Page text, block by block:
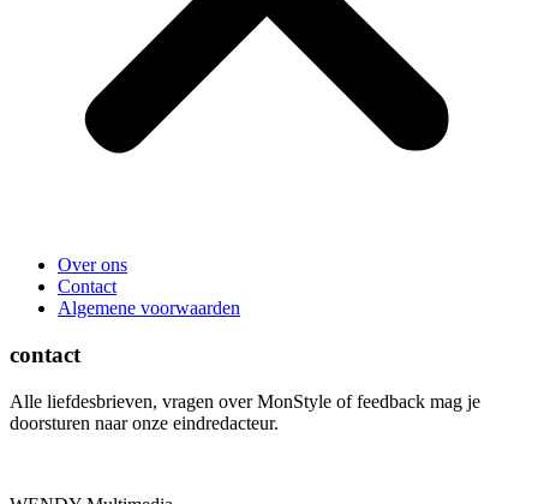
Over ons
Contact
Algemene voorwaarden
contact
Alle liefdesbrieven, vragen over MonStyle of feedback mag je
doorsturen naar onze eindredacteur.